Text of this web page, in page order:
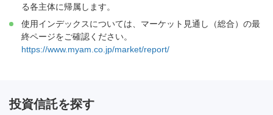
る各主体に帰属します。
使用インデックスについては、マーケット見通し（総合）の最
終ページをご確認ください。
https://www.myam.co.jp/market/report/
投資信託を探す